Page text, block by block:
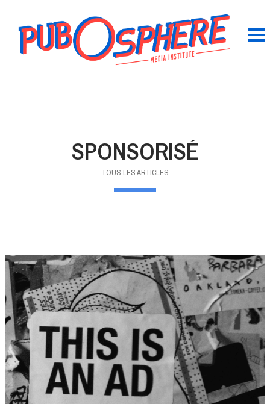
SPONSORISÉ
TOUS LES ARTICLES